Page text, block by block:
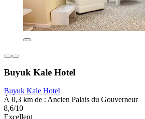
Buyuk Kale Hotel
Buyuk Kale Hotel
À 0,3 km de : Ancien Palais du Gouverneur
8,6/10
Excellent